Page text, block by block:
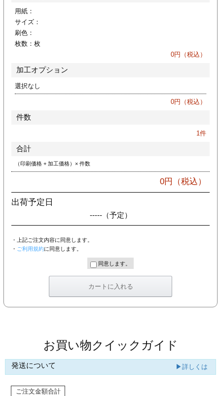
印刷
加工
印刷
ード印刷
ファイル印刷
リーブ
用紙：
サイズ：
刷色：
枚数： 枚
0円（税込）
加工オプション
選択なし
0円（税込）
件数
1件
合計
（印刷価格 + 加工価格）× 件数
0円（税込）
出荷予定日
-----（予定）
・上記ご注文内容に同意します。
・ ご利用規約に同意します。
同意します。
お買い物クイックガイド
発送について ▶詳しくは
ご注文金額合計